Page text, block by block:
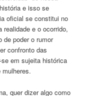
e isso se
oficial se constitui no
realidade e o ocorrido,
de poder o rumor
confronto das
em sujeita histórica
quer dizer algo como